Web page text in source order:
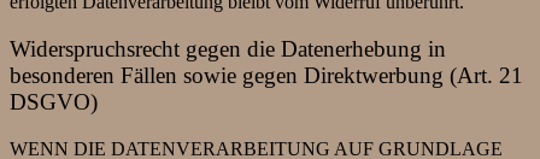
Widerspruchsrecht gegen die Datenerhebung in
besonderen Fällen sowie gegen Direktwerbung (Art. 21
DSGVO)
WENN DIE DATENVERARBEITUNG AUF GRUNDLAGE